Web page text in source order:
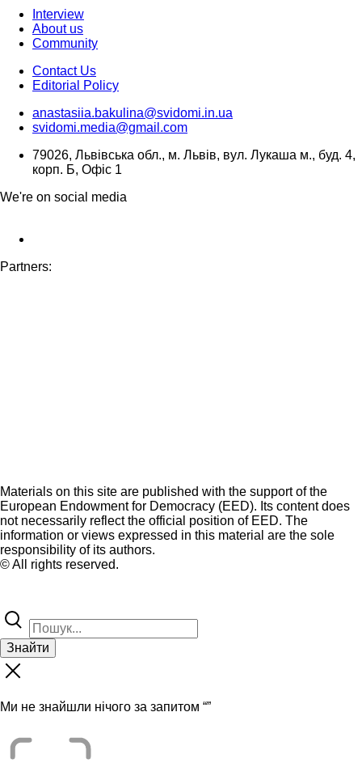
Interview
About us
Community
Contact Us
Editorial Policy
anastasiia.bakulina@svidomi.in.ua
svidomi.media@gmail.com
79026, Львівська обл., м. Львів, вул. Лукаша м., буд. 4,
корп. Б, Офіс 1
We're on social media
Partners:
Materials on this site are published with the support of the
European Endowment for Democracy (EED). Its content does
not necessarily reflect the official position of EED. The
information or views expressed in this material are the sole
responsibility of its authors.
© All rights reserved.
Знайти
Ми не знайшли нічого за запитом “”